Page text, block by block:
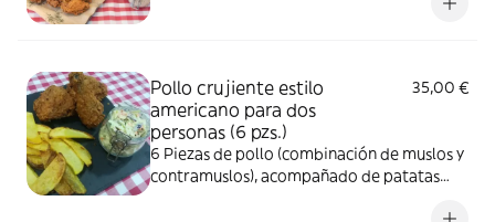
Pollo crujiente estilo
americano para dos
personas (6 pzs.)
35,00 €
6 Piezas de pollo (combinación de muslos y
contramuslos), acompañado de patatas